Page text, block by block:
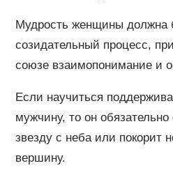
Мудрость женщины должна
созидательный процесс,
союзе взаимопонимание и
Если научиться
мужчину, то он
звезду с неба или покорит
вершину.